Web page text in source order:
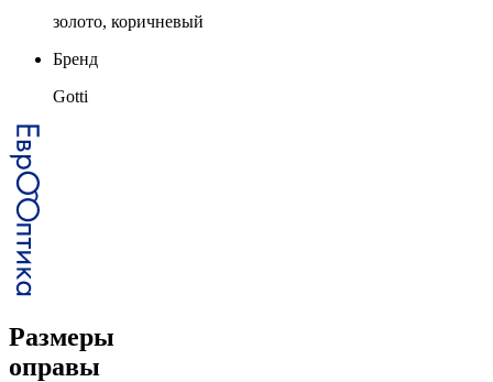
золото, коричневый
Бренд
Gotti
Размеры
оправы